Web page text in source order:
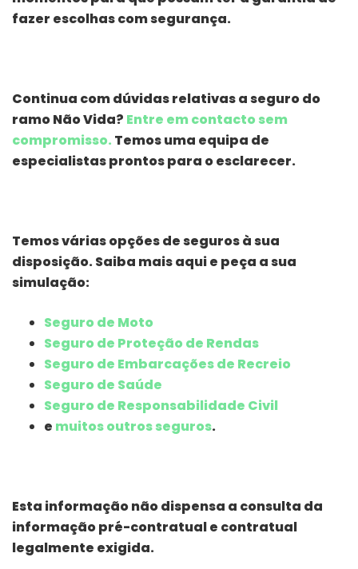
fazer escolhas com segurança.
Continua com dúvidas relativas a seguro do
ramo Não Vida? Entre em contacto sem
compromisso. Temos uma equipa de
especialistas prontos para o esclarecer.
Temos várias opções de seguros à sua
disposição. Saiba mais aqui e peça a sua
simulação:
Seguro de Moto
Seguro de Proteção de Rendas
Seguro de Embarcações de Recreio
Seguro de Saúde
Seguro de Responsabilidade Civil
e muitos outros seguros.
Esta informação não dispensa a consulta da
informação pré-contratual e contratual
legalmente exigida.